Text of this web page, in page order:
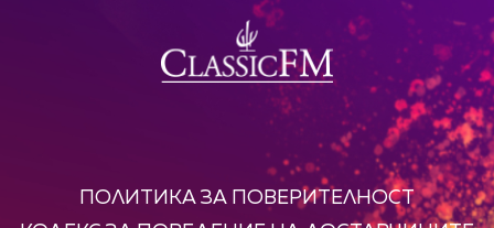
ПОЛИТИКА ЗА ПОВЕРИТЕЛНОСТ